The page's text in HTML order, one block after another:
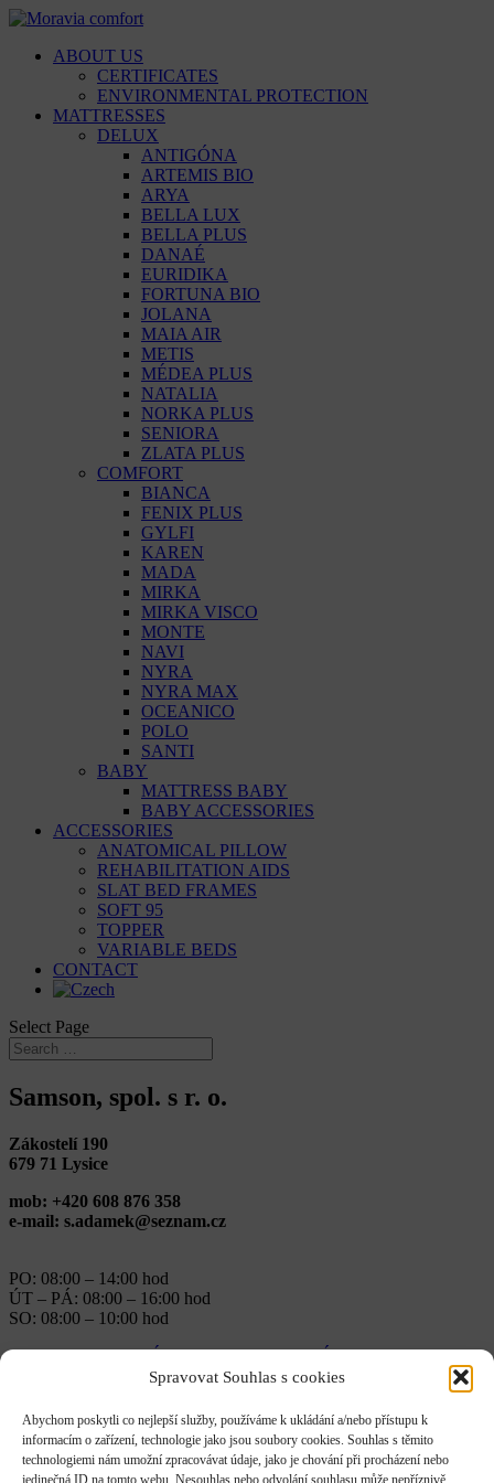
Spravovat Souhlas s cookies
Abychom poskytli co nejlepší služby, používáme k ukládání a/nebo přístupu k
informacím o zařízení, technologie jako jsou soubory cookies. Souhlas s těmito
technologiemi nám umožní zpracovávat údaje, jako je chování při procházení nebo
jedinečná ID na tomto webu. Nesouhlas nebo odvolání souhlasu může nepříznivě
ABOUT US
CERTIFICATES
ENVIRONMENTAL PROTECTION
MATTRESSES
DELUX
ANTIGÓNA
ARTEMIS BIO
ARYA
BELLA LUX
BELLA PLUS
DANAÉ
EURIDIKA
FORTUNA BIO
JOLANA
MAIA AIR
METIS
MÉDEA PLUS
NATALIA
NORKA PLUS
SENIORA
ZLATA PLUS
COMFORT
BIANCA
FENIX PLUS
GYLFI
KAREN
MADA
MIRKA
MIRKA VISCO
MONTE
NAVI
NYRA
NYRA MAX
OCEANICO
POLO
SANTI
BABY
MATTRESS BABY
BABY ACCESSORIES
ACCESSORIES
ANATOMICAL PILLOW
REHABILITATION AIDS
SLAT BED FRAMES
SOFT 95
TOPPER
VARIABLE BEDS
CONTACT
Select Page
Samson, spol. s r. o.
Zákostelí 190
679 71 Lysice
mob: +420 608 876 358
e-mail: s.adamek@seznam.cz
PO: 08:00 – 14:00 hod
ÚT – PÁ: 08:00 – 16:00 hod
SO: 08:00 – 10:00 hod
←RIMEX INTERIÉR S.R.O. SEKTOR NÁBYTEK s.r.o.→
Posted on
December 7, 2022